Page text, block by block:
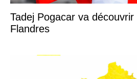
Tadej Pogacar va découvrir
Flandres